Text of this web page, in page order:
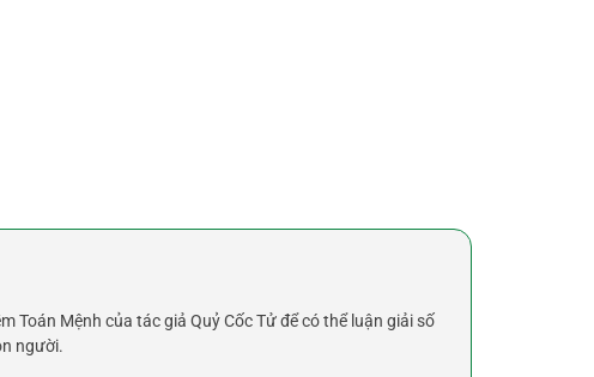
Toán Mệnh của tác giả Quỷ Cốc Tử để có thể luận giải số
người.